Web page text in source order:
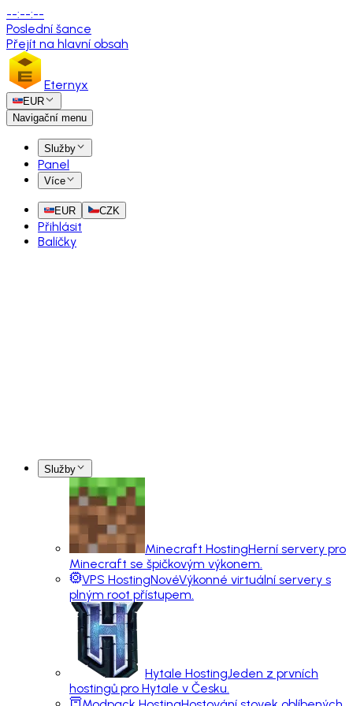
--:--:--
Poslední šance
Přejít na hlavní obsah
Eternyx
EUR
Navigační menu
Služby
Panel
Více
EUR CZK
Přihlásit
Balíčky
Služby
Minecraft HostingHerní servery pro
Minecraft se špičkovým výkonem.
VPS HostingNovéVýkonné virtuální servery s
plným root přístupem.
Hytale HostingJeden z prvních
hostingů pro Hytale v Česku.